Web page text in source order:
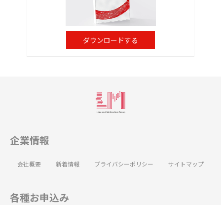
ダウンロードする
企業情報
会社概要 新着情報 プライバシーポリシー サイトマップ
各種お申込み